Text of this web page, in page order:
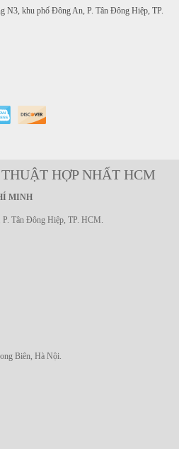
N3, khu phố Đông An, P. Tân Đông Hiệp, TP.
HỢP NHẤT HCM
MINH
Tân Đông Hiệp, TP. HCM.
Biên, Hà Nội.